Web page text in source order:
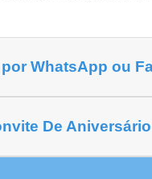
WhatsApp ou
De